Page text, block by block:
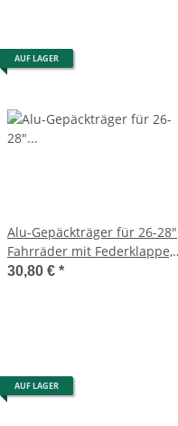
AUF LAGER
Alu-Gepäckträger für 26-28"
Fahrräder mit Federklappe,
Luftpumpenhalter PROPHETE
30,80 € *
AUF LAGER